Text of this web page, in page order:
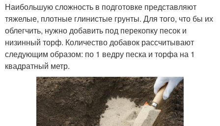
Наибольшую сложность в подготовке представляют
тяжелые, плотные глинистые грунты. Для того, что бы их
облегчить, нужно добавить под перекопку песок и
низинный торф. Количество добавок рассчитывают
следующим образом: по 1 ведру песка и торфа на 1
квадратный метр.